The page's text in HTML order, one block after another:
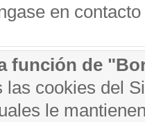
en
función de
las cookies del
le